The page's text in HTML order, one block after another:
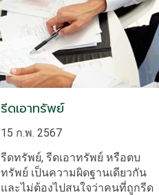
รีดเอาทรัพย์
15 ก.พ. 2567
รีดทรัพย์, รีดเอาทรัพย์ หรือตบ
ทรัพย์ เป็นความผิดฐานเดียวกัน
และไม่ต้องไปสนใจว่าคนที่ถูกรีด